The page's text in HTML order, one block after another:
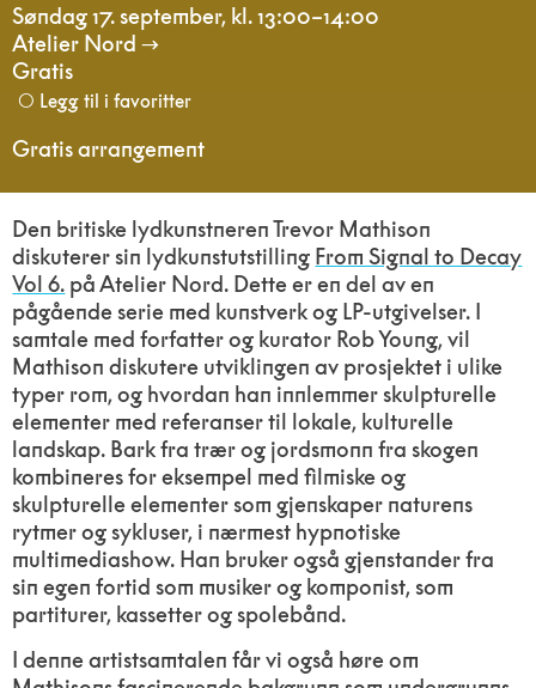
Søndag 17. september, kl. 13:00–14:00
Atelier Nord
Gratis
Legg til i favoritter
Gratis arrangement
Den britiske lydkunstneren Trevor Mathison
diskuterer sin lydkunstutstilling From Signal to Decay
Vol 6. på Atelier Nord. Dette er en del av en
pågående serie med kunstverk og LP-utgivelser. I
samtale med forfatter og kurator Rob Young, vil
Mathison diskutere utviklingen av prosjektet i ulike
typer rom, og hvordan han innlemmer skulpturelle
elementer med referanser til lokale, kulturelle
landskap. Bark fra trær og jordsmonn fra skogen
kombineres for eksempel med filmiske og
skulpturelle elementer som gjenskaper naturens
rytmer og sykluser, i nærmest hypnotiske
multimediashow. Han bruker også gjenstander fra
sin egen fortid som musiker og komponist, som
partiturer, kassetter og spolebånd.
I denne artistsamtalen får vi også høre om